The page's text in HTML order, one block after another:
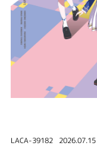
LACA-39182 2026.07.15